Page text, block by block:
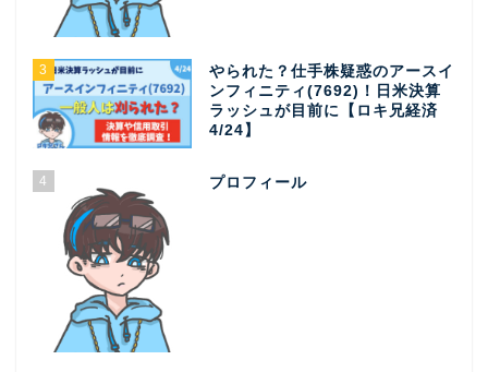
3
やられた？仕手株疑惑のアースイ
ンフィニティ(7692)！日米決算
ラッシュが目前に【ロキ兄経済
4/24】
4 プロフィール